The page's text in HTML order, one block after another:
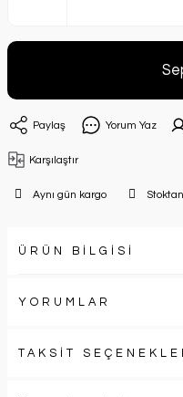
Paylaş Yorum Yaz
Karşılaştır
Aynı gün kargo
ÜRÜN BİLGİSİ
YORUMLAR
TAKSİT